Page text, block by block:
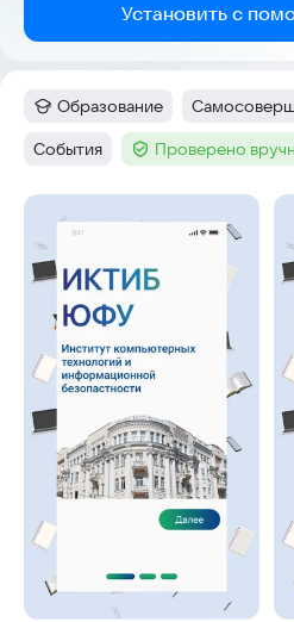
Установить с
Категория:
Образование Тег:
Тег:
События Тег :Проверено
Скриншоты